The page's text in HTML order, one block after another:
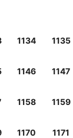
1134 1135
1146 1147
1158 1159
1170 1171